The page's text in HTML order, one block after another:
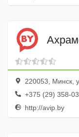
220053, Минск,
+375 (29) 358-
http://avip.by